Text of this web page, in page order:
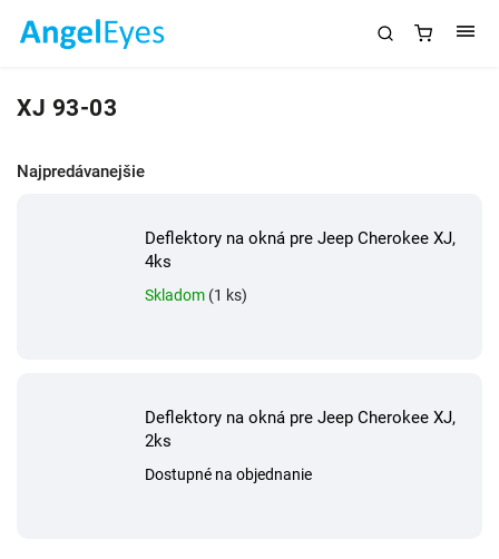
XJ 93-03
Najpredávanejšie
Deflektory na okná pre Jeep Cherokee XJ,
4ks
Skladom (1 ks)
Deflektory na okná pre Jeep Cherokee XJ,
2ks
Dostupné na objednanie